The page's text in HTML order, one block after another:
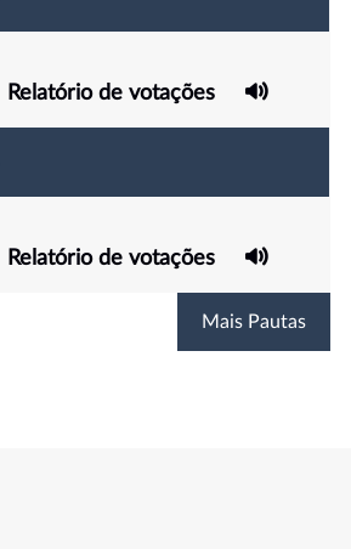
Relatório de votações
Relatório de votações
Mais Pautas